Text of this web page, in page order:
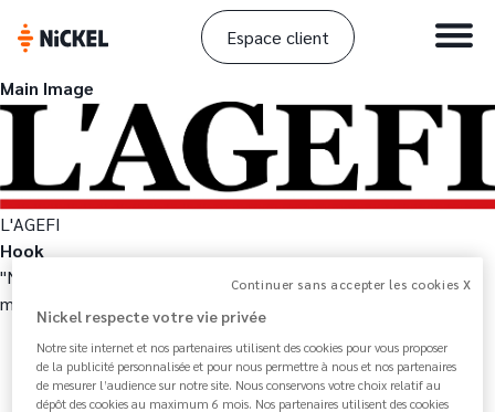
Espace client
Main Image
L'AGEFI
Hook
"Nickel s'exporte à l'international et espère atteindre les 4
millions de clients d'ici 5 ans"
Continuer sans accepter les cookies X
Nickel respecte votre vie privée
Notre site internet et nos partenaires utilisent des cookies pour vous proposer
de la publicité personnalisée et pour nous permettre à nous et nos partenaires
de mesurer l’audience sur notre site. Nous conservons votre choix relatif au
dépôt des cookies au maximum 6 mois. Nos partenaires utilisent des cookies